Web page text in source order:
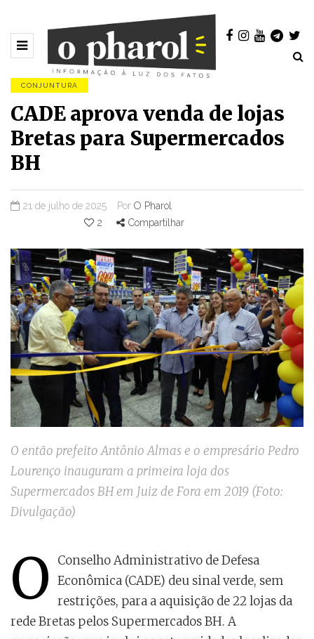
CONJUNTURA
CADE aprova venda de lojas
Bretas para Supermercados
BH
21 de julho de 2025 Por O Pharol
2
Compartilhar
O então prefeito Antônio Almas e o empresário Pedro
Lourenço inauguram a primeira loja dos
Supermercados BH em Juiz de Fora em 2019 (Foto:
Divulgação)
O
Conselho Administrativo de Defesa
Econômica (CADE) deu sinal verde, sem
restrições, para a aquisição de 22 lojas da
rede Bretas pelos Supermercados BH. A